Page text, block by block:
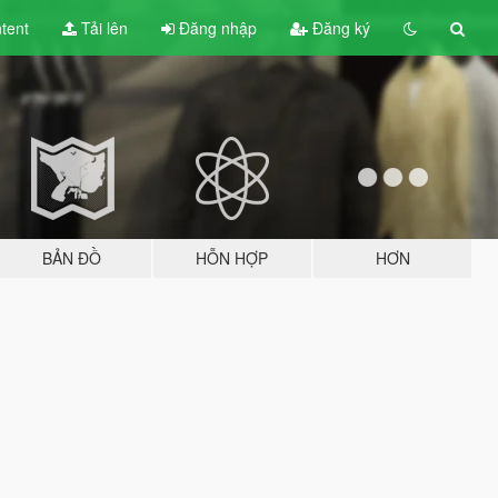
Tải lên Đăng nhập Đăng ký
BẢN ĐỒ HỖN HỢP HƠN